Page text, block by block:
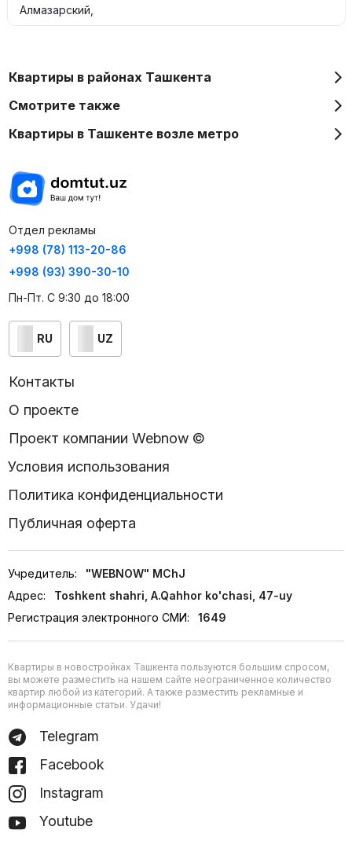
Алмазарский,
Квартиры в районах Ташкента
Смотрите также
Квартиры в Ташкенте возле метро
Отдел рекламы
+998 (78) 113-20-86
+998 (93) 390-30-10
Пн-Пт. С 9:30 до 18:00
RU UZ
Контакты
О проекте
Проект компании Webnow ©
Условия использования
Политика конфиденциальности
Публичная оферта
Учредитель:
"WEBNOW" MChJ
Адрес:
Toshkent shahri, A.Qahhor ko'chasi, 47-uy
Регистрация электронного СМИ:
1649
Квартиры в новостройках Ташкента пользуются большим спросом,
вы можете разместить на нашем сайте неограниченное количество
квартир любой из категорий. А также разместить рекламные и
информационные статьи. Удачи!
Telegram
Facebook
Instagram
Youtube